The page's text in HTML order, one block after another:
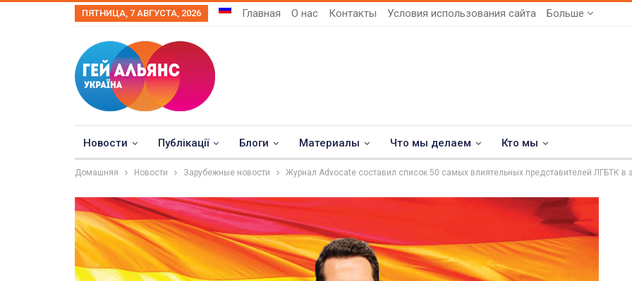
ПЯТНИЦА, 7 АВГУСТА, 2026 Главная О нас Контакты Условия использования сайта Больше
Новости Публікації Блоги Материалы Что мы делаем Кто мы
Домашняя Новости Зарубежные новости Журнал Advocate составил список 50 самых влиятельных представителей ЛГБТК в